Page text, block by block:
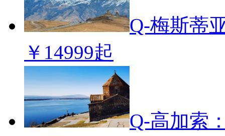
Q-梅斯蒂
￥14999起
Q-高加索